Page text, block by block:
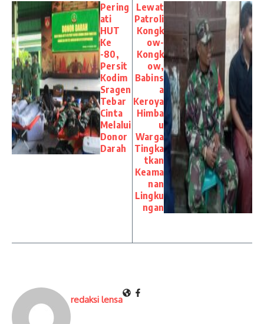
Pering
ati
HUT
Ke
-80,
Persit
Kodim
Sragen
Tebar
Cinta
Melalui
Donor
Darah
Lewat
Patroli
Kongk
ow-
Kongk
ow,
Babins
a
Keroya
Himba
u
Warga
Tingka
tkan
Keama
nan
Lingku
ngan
redaksi lensa